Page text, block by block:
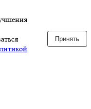
Принять